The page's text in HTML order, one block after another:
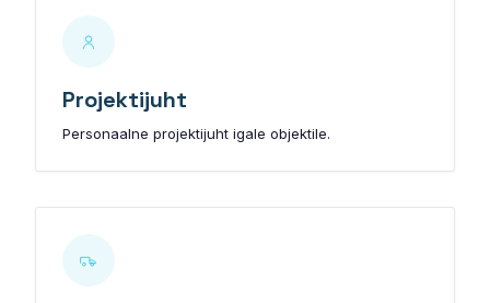
Mürasummutusklaasid
Projektijuht
Personaalne projektijuht igale objektile.